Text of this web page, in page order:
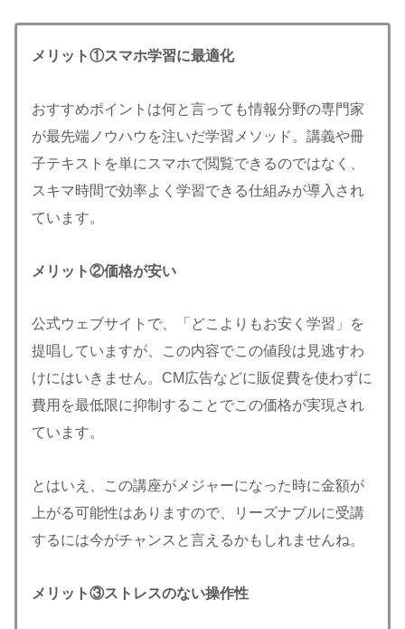
メリット①スマホ学習に最適化
おすすめポイントは何と言っても情報分野の専門家
が最先端ノウハウを注いだ学習メソッド。講義や冊
子テキストを単にスマホで閲覧できるのではなく、
スキマ時間で効率よく学習できる仕組みが導入され
ています。
メリット②価格が安い
公式ウェブサイトで、「どこよりもお安く学習」を
提唱していますが、この内容でこの値段は見逃すわ
けにはいきません。CM広告などに販促費を使わずに
費用を最低限に抑制することでこの価格が実現され
ています。
とはいえ、この講座がメジャーになった時に金額が
上がる可能性はありますので、リーズナブルに受講
するには今がチャンスと言えるかもしれませんね。
メリット③ストレスのない操作性